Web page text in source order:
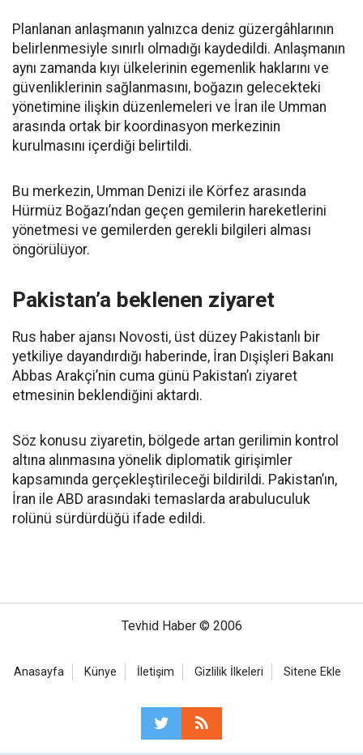
Planlanan anlaşmanın yalnızca deniz güzergâhlarının
belirlenmesiyle sınırlı olmadığı kaydedildi. Anlaşmanın
aynı zamanda kıyı ülkelerinin egemenlik haklarını ve
güvenliklerinin sağlanmasını, boğazın gelecekteki
yönetimine ilişkin düzenlemeleri ve İran ile Umman
arasında ortak bir koordinasyon merkezinin
kurulmasını içerdiği belirtildi.
Bu merkezin, Umman Denizi ile Körfez arasında
Hürmüz Boğazı’ndan geçen gemilerin hareketlerini
yönetmesi ve gemilerden gerekli bilgileri alması
öngörülüyor.
Pakistan’a beklenen ziyaret
Rus haber ajansı Novosti, üst düzey Pakistanlı bir
yetkiliye dayandırdığı haberinde, İran Dışişleri Bakanı
Abbas Arakçi’nin cuma günü Pakistan’ı ziyaret
etmesinin beklendiğini aktardı.
Söz konusu ziyaretin, bölgede artan gerilimin kontrol
altına alınmasına yönelik diplomatik girişimler
kapsamında gerçekleştirileceği bildirildi. Pakistan’ın,
İran ile ABD arasındaki temaslarda arabuluculuk
rolünü sürdürdüğü ifade edildi.
Tevhid Haber © 2006
Anasayfa Künye İletişim Gizlilik İlkeleri Sitene Ekle